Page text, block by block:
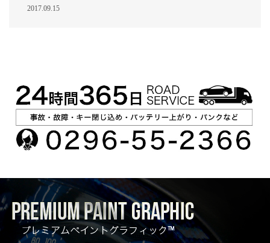
2017.09.15